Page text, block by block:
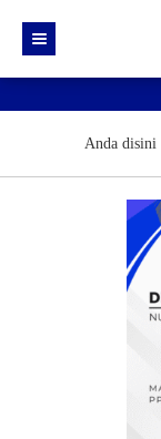
Data Guru
Anda disini